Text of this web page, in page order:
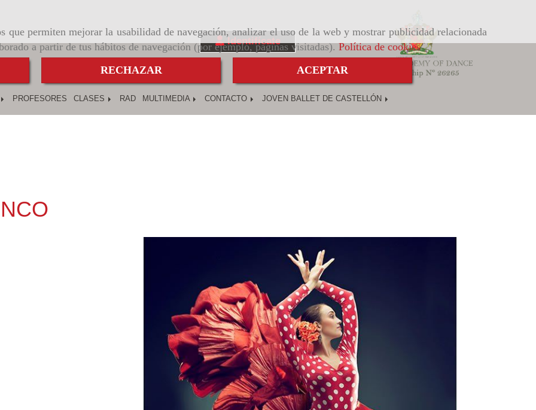
que permiten mejorar la usabilidad de navegación, analizar el uso de la web y mostrar publicidad relacionada
a partir de tus hábitos de navegación (por ejemplo, páginas visitadas).Política de cookies.
RECHAZAR ACEPTAR
Identifícate
PROFESORES CLASES RAD MULTIMEDIA CONTACTO JOVEN BALLET DE CASTELLÓN